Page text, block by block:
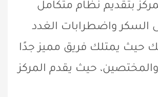
بتقديم نظام متكامل
السكر واضطرابات الغدد
حيث يمتلك فريق مميز جدًا
حيث يقدم المركز